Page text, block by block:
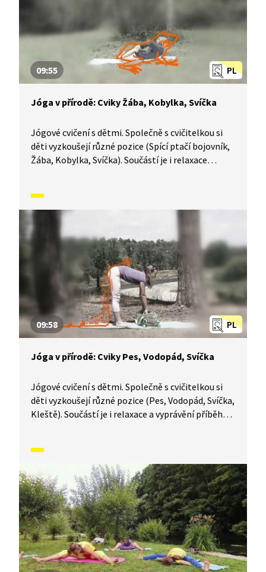
PL
09:55
Jóga v přírodě: Cviky Žába, Kobylka, Svíčka
Jógové cvičení s dětmi. Společně s cvičitelkou si
děti vyzkoušejí různé pozice (Spící ptačí bojovník,
Žába, Kobylka, Svíčka). Součástí je i relaxace
PL
09:58
Jóga v přírodě: Cviky Pes, Vodopád, Svíčka
Jógové cvičení s dětmi. Společně s cvičitelkou si
děti vyzkoušejí různé pozice (Pes, Vodopád, Svíčka,
Kleště). Součástí je i relaxace a vyprávění příběhů